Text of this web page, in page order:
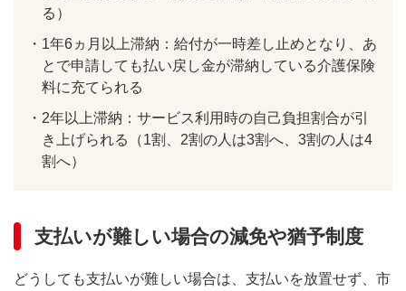
る）
・ 1年6ヵ月以上滞納：給付が一時差し止めとなり、あ
とで申請しても払い戻し金が滞納している介護保険
料に充てられる
・ 2年以上滞納：サービス利用時の自己負担割合が引
き上げられる（1割、2割の人は3割へ、3割の人は4
割へ）
支払いが難しい場合の減免や猶予制度
どうしても支払いが難しい場合は、支払いを放置せず、市